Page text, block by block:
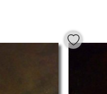
chromatique et leur
quotidienne, invitant
pas seulement